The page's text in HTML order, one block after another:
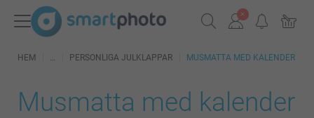
HEM PERSONLIGA JULKLAPPAR MUSMATTA MED KALENDER
Musmatta med kalender